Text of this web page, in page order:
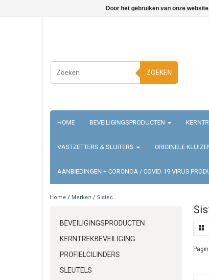
ZOEKEN
HOME BEVEILIGINGSPRODUCTEN
VASTZETTERS & SLUITERS ORIGINELE
AANBIEDINGEN + CORONOA / COVID-19 VIRUS
Home / Merken / Sistec
BEVEILIGINGSPRODUCTEN
KERNTREKBEVEILIGING
PROFIELCILINDERS
SLEUTELS
Door het gebruiken van onze